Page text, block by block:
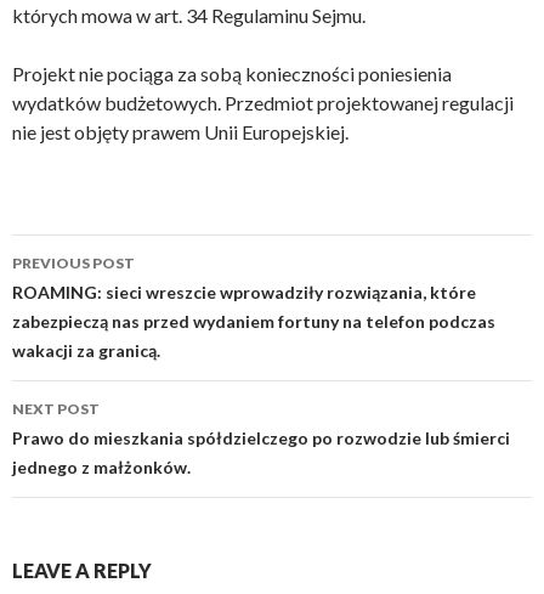
których mowa w art. 34 Regulaminu Sejmu.
Projekt nie pociąga za sobą konieczności poniesienia
wydatków budżetowych. Przedmiot projektowanej regulacji
nie jest objęty prawem Unii Europejskiej.
Post
navigation
PREVIOUS POST
ROAMING: sieci wreszcie wprowadziły rozwiązania, które
zabezpieczą nas przed wydaniem fortuny na telefon podczas
wakacji za granicą.
NEXT POST
Prawo do mieszkania spółdzielczego po rozwodzie lub śmierci
jednego z małżonków.
LEAVE A REPLY